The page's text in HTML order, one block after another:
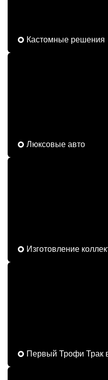
Кастомные решения
Люксовые авто
Изготовление
Первый Трофи Трак